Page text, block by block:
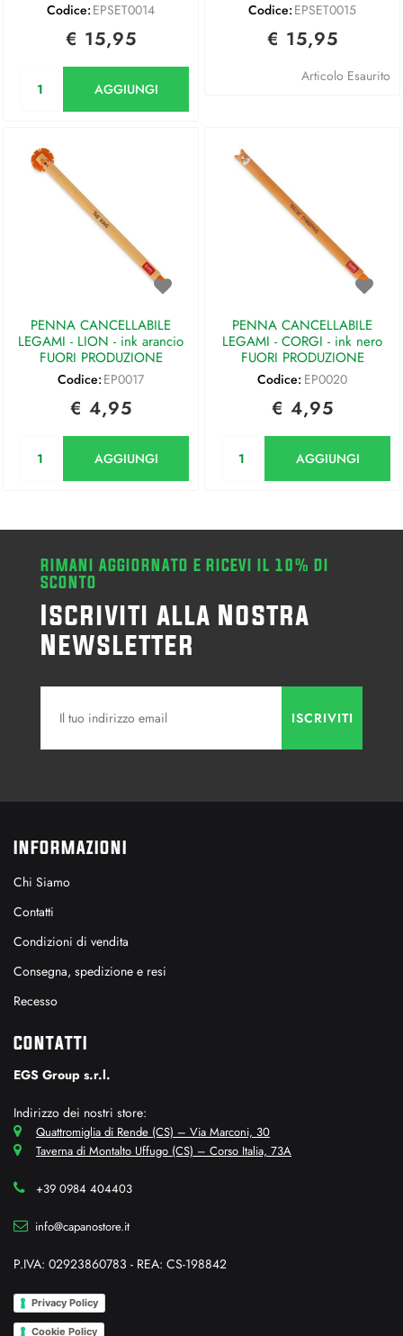
Codice: EPSET0014
€ 15,95
AGGIUNGI
Codice: EPSET0015
€ 15,95
Articolo Esaurito
PENNA CANCELLABILE
LEGAMI - LION - ink arancio
FUORI PRODUZIONE
Codice: EP0017
€ 4,95
AGGIUNGI
PENNA CANCELLABILE
LEGAMI - CORGI - ink nero
FUORI PRODUZIONE
Codice: EP0020
€ 4,95
AGGIUNGI
RIMANI AGGIORNATO E RICEVI IL 10% DI
SCONTO
Iscriviti alla Nostra
Newsletter
INFORMAZIONI
Chi Siamo
Contatti
Condizioni di vendita
Consegna, spedizione e resi
Recesso
CONTATTI
EGS Group s.r.l.
Indirizzo dei nostri store:
Quattromiglia di Rende (CS) – Via Marconi, 30
Taverna di Montalto Uffugo (CS) – Corso Italia, 73A
+39 0984 404403
info@capanostore.it
P.IVA: 02923860783 - REA: CS-198842
Privacy Policy
Cookie Policy